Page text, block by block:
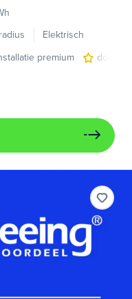
Elektrisch
premium